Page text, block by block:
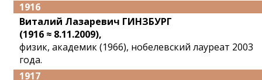
1916
Виталий Лазаревич ГИНЗБУРГ
(1916 ≈ 8.11.2009),
физик, академик (1966), нобелевский лауреат 2003
года.
1917